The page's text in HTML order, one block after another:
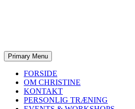
Primary Menu
FORSIDE
OM CHRISTINE
KONTAKT
PERSONLIG TRÆNING